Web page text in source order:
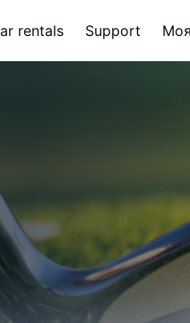
rentals Support